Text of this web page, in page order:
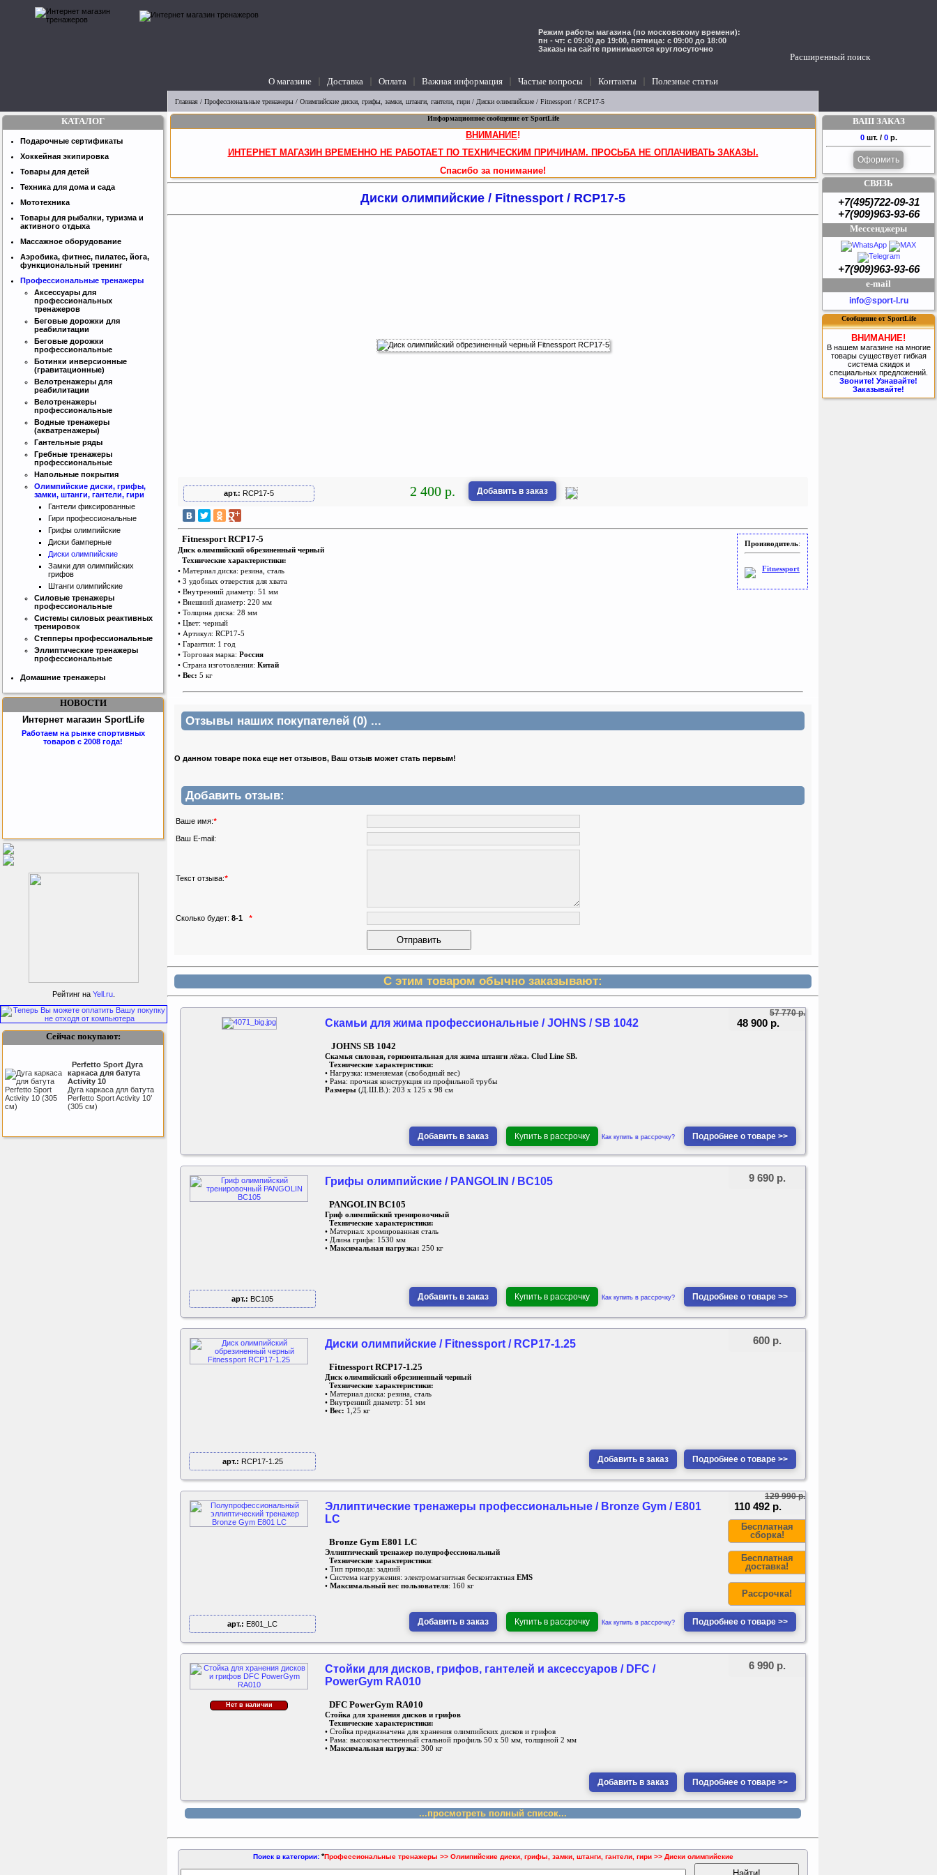
Расширенный поиск
Режим работы магазина (по московскому времени):
пн - чт: с 09:00 до 19:00, пятница: с 09:00 до 18:00
Заказы на сайте принимаются круглосуточно
О магазине Доставка Оплата Важная информация Частые вопросы Контакты Полезные статьи
Главная / Профессиональные тренажеры / Олимпийские диски, грифы, замки, штанги, гантели, гири / Диски олимпийские / Fitnessport / RCP17-5
Информационное сообщение от SportLife
ВНИМАНИЕ!
ИНТЕРНЕТ МАГАЗИН ВРЕМЕННО НЕ РАБОТАЕТ ПО ТЕХНИЧЕСКИМ ПРИЧИНАМ. ПРОСЬБА НЕ ОПЛАЧИВАТЬ ЗАКАЗЫ.
Спасибо за понимание!
Диски олимпийские / Fitnessport / RCP17-5
арт.: RCP17-5 2 400 р. Добавить в заказ
Производитель:
Fitnessport
Fitnessport RCP17-5
Диск олимпийский обрезиненный черный
Технические характеристики:
• Материал диска: резина, сталь
• 3 удобных отверстия для хвата
• Внутренний диаметр: 51 мм
• Внешний диаметр: 220 мм
• Толщина диска: 28 мм
• Цвет: черный
• Артикул: RCP17-5
• Гарантия: 1 год
• Торговая марка: Россия
• Страна изготовления: Китай
• Вес: 5 кг
Отзывы наших покупателей (0) ...
О данном товаре пока еще нет отзывов, Ваш отзыв может стать первым!
Добавить отзыв:
Ваше имя:*
Ваш E-mail:
Текст отзыва:*
Сколько будет: 8-1 *
С этим товаром обычно заказывают:
Скамьи для жима профессиональные / JOHNS / SB 1042
JOHNS SB 1042
Скамья силовая, горизонтальная для жима штанги лёжа. Clud Line SB.
Технические характеристики:
• Нагрузка: изменяемая (свободный вес)
• Рама: прочная конструкция из профильной трубы
Размеры (Д.Ш.В.): 203 х 125 х 98 см
Добавить в заказ Купить в рассрочку Как купить в рассрочку? Подробнее о товаре >>
57 770 р.
48 900 р.
Грифы олимпийские / PANGOLIN / BC105
PANGOLIN BC105
Гриф олимпийский тренировочный
Технические характеристики:
• Материал: хромированная сталь
• Длина грифа: 1530 мм
• Максимальная нагрузка: 250 кг
арт.: BC105 Добавить в заказ Купить в рассрочку Как купить в рассрочку? Подробнее о товаре >>
9 690 р.
Диски олимпийские / Fitnessport / RCP17-1.25
Fitnessport RCP17-1.25
Диск олимпийский обрезиненный черный
Технические характеристики:
• Материал диска: резина, сталь
• Внутренний диаметр: 51 мм
• Вес: 1,25 кг
арт.: RCP17-1.25 Добавить в заказ Подробнее о товаре >>
600 р.
Эллиптические тренажеры профессиональные / Bronze Gym / E801
LC
Bronze Gym E801 LC
Эллиптический тренажер полупрофессиональный
Технические характеристики:
• Тип привода: задний
• Система нагружения: электромагнитная бесконтактная EMS
• Максимальный вес пользователя: 160 кг
арт.: E801_LC Добавить в заказ Купить в рассрочку Как купить в рассрочку? Подробнее о товаре >>
129 990 р.
110 492 р.
Бесплатная
сборка!
Бесплатная
доставка!
Рассрочка!
Нет в наличии
Стойки для дисков, грифов, гантелей и аксессуаров / DFC /
PowerGym RA010
DFC PowerGym RA010
Стойка для хранения дисков и грифов
Технические характеристики:
• Стойка предназначена для хранения олимпийских дисков и грифов
• Рама: высококачественный стальной профиль 50 х 50 мм, толщиной 2 мм
• Максимальная нагрузка: 300 кг
Добавить в заказ Подробнее о товаре >>
6 990 р.
...просмотреть полный список...
Поиск в категории: *Профессиональные тренажеры >> Олимпийские диски, грифы, замки, штанги, гантели, гири >> Диски олимпийские
КАТАЛОГ
Подарочные сертификаты
Хоккейная экипировка
Товары для детей
Техника для дома и сада
Мототехника
Товары для рыбалки, туризма и
активного отдыха
Массажное оборудование
Аэробика, фитнес, пилатес, йога,
функциональный тренинг
Профессиональные тренажеры
Аксессуары для
профессиональных
тренажеров
Беговые дорожки для
реабилитации
Беговые дорожки
профессиональные
Ботинки инверсионные
(гравитационные)
Велотренажеры для
реабилитации
Велотренажеры
профессиональные
Водные тренажеры
(акватренажеры)
Гантельные ряды
Гребные тренажеры
профессиональные
Напольные покрытия
Олимпийские диски, грифы,
замки, штанги, гантели, гири
Гантели фиксированные
Гири профессиональные
Грифы олимпийские
Диски бамперные
Диски олимпийские
Замки для олимпийских
грифов
Штанги олимпийские
Силовые тренажеры
профессиональные
Системы силовых реактивных
тренировок
Степперы профессиональные
Эллиптические тренажеры
профессиональные
Домашние тренажеры
НОВОСТИ
Интернет магазин SportLife
Работаем на рынке спортивных
товаров с 2008 года!
SportLife
Как заставить женщину
заниматся спортом?
Рейтинг на Yell.ru
Сейчас покупают:
Perfetto Sport Дуга
каркаса для батута
Activity 10
Дуга каркаса для батута
Perfetto Sport Activity 10’
(305 см)
ВАШ ЗАКАЗ
0 шт. / 0 р.
Оформить
СВЯЗЬ
+7(495)722-09-31
+7(909)963-93-66
Мессенджеры
+7(909)963-93-66
e-mail
info@sport-l.ru
Сообщение от SportLife
ВНИМАНИЕ!
В нашем магазине на многие
товары существует гибкая
система скидок и
специальных предложений.
Звоните! Узнавайте!
Заказывайте!